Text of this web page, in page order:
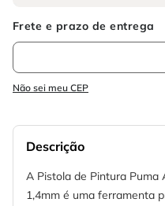
Não sei meu CEP
Descrição
A Pistola de Pintura Puma
1,4mm é uma ferramenta